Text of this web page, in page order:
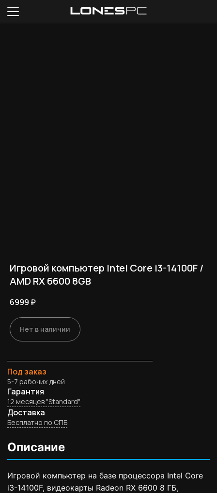
Игровой компьютер Intel Core i3-14100F /
AMD RX 6600 8GB
6999 ₽
Нет в наличии
Под заказ
5-7 рабочих дней
Гарантия
12 месяцев "Standard"
Доставка
Бесплатно по СПБ
Описание
Игровой компьютер на базе процессора Intel Core
i3-14100F, видеокарты Radeon RX 6600 8 ГБ,